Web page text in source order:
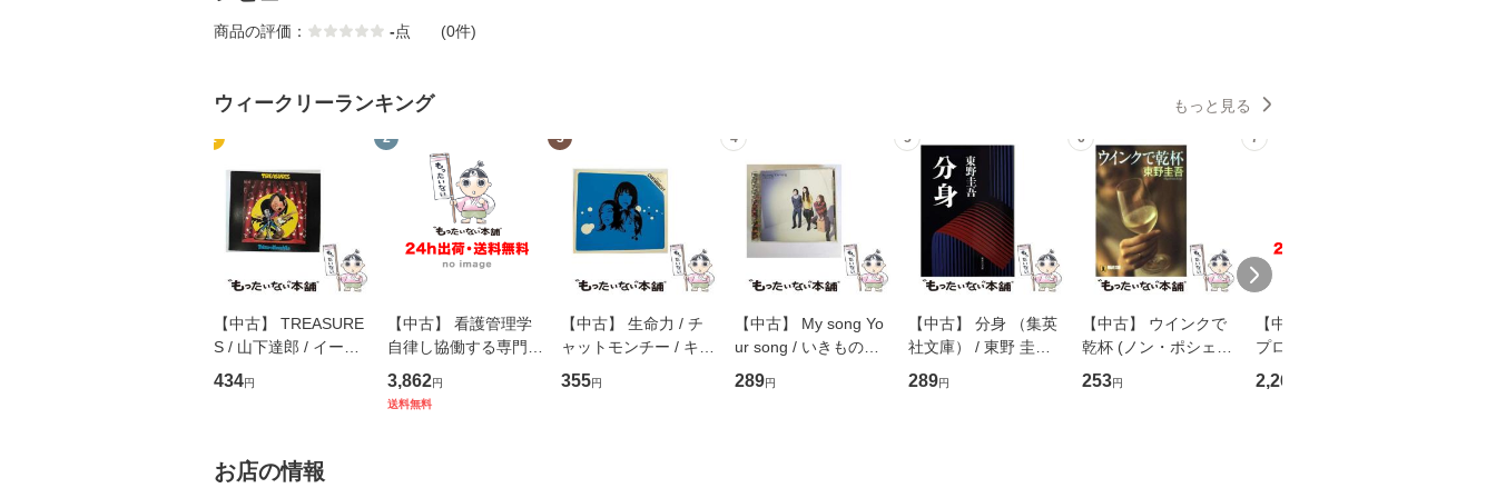
商品の評価： -点 (0件)
ウィークリーランキング もっと見る
1
【中古】 TREASURE
S / 山下達郎 / イース
トウエスト・ジャパン
[CD]【メール便送料無
434円
2
【中古】 看護管理学
自律し協働する専門職
の看護マネジメントス
キル 改訂第3版 (看護
3,862円
送料無料
3
【中古】 生命力 / チ
ャットモンチー / キュ
ーンレコード [CD]
【メール便送料無料】
355円
4
【中古】 My song Yo
ur song / いきものが
かり / [CD]【メール便
送料無料】
289円
5
【中古】 分身 （集英
社文庫） / 東野 圭吾 /
集英社 [文庫]【メール
便送料無料】
289円
6
【中古】 ウインクで
乾杯 (ノン・ポシェッ
ト) / 東野圭吾 / 祥伝
社 [文庫]【メール便送
253円
7
【中古】 野ブタ。を
プロデュース [DVD-B
OX] / バップ [DVD]
【メール便送料無料】
2,266
お店の情報